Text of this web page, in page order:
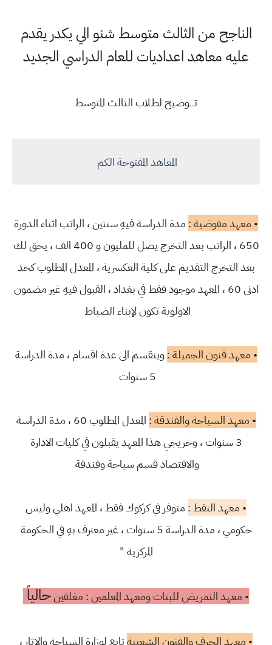
الناجح من الثالث متوسط شنو الي يكدر يقدم
عليه معاهد اعداديات للعام الدراسي الجديد
تــــوضيح لطـلاب الثالث المتوسط
المعاهد المفتوحة الكم
• معهد مفوضية : مدة الدراسة فيهِ سنتين ، الراتب اثناء الدورة
650 ، الراتب بعد التخرج يصل للمليون و 400 الف ، يحق لك
بعد التخرج التقديم على كلية العكسرية ، المعدل المطلوب كحد
ادنى 60 ، المعهد موجود فقط في بغداد ، القبول فيهِ غير مضمون
الاولوية تكون لإبناء الضباط
• معهد فنون الجميلة :وينقسم الى عدة اقسام ، مدة الدراسة
5 سنوات
• معهد السياحة والفندقة :
المعدل المطلوب 60 ، مدة الدراسة
3 سنوات ، وخريجي هذا المعهد يقبلون في كليات الادارة
والاقتصاد قسم سياحة وفندقة
• معهد النفط : متوفر في كركوك فقط ، المعهد اهلي وليس
حكومي ، مدة الدراسة 5 سنوات ، غير معترف بهِ في الحكومة
المركزية "
• معهد التمريض للبنات ومعهد المعلمين : مغلقينحالياً
• معهد الحرف والفنون الشعبيةتابع لوزارة السياحة والاثار ،